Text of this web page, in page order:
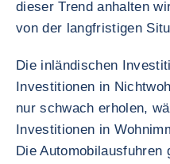
dieser Trend anhalten
von der langfristigen
Die inländischen
Investitionen in
nur schwach erholen,
Investitionen in
Die Automobilausfuhren